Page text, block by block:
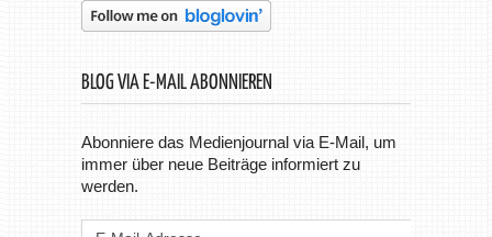
BLOG VIA E-MAIL ABONNIEREN
Abonniere das Medienjournal via E-Mail, um
immer über neue Beiträge informiert zu
werden.